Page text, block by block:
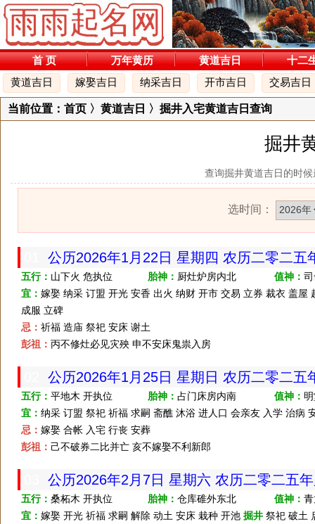
首 页 万年黄历 黄道吉日
十二
黄道吉日
嫁娶吉日 纳采吉日 开市吉日 交易吉日
当前位置： 首页 〉黄道吉日 〉掘井入宅黄道吉日查询
掘井
查询掘井黄道吉日的时
选时间：
公历2026年1月22日 星期四 农历二零二
五行： 山下火 危执位 胎神： 厨灶炉房内北 值神：
宜： 嫁娶 纳采 订盟 开光 安香 出火 纳财 开市 交易 立券 裁衣 盖
成服 立碑
忌： 祈福 造庙 祭祀 安床 谢土
彭祖： 丙不修灶必见灾殃 申不安床鬼祟入房
公历2026年1月25日 星期日 农历二零二
五行： 平地木 开执位 胎神： 占门床房内南 值神：
宜： 纳采 订盟 祭祀 祈福 求嗣 斋醮 沐浴 进人口 会亲友 入学 治
忌： 嫁娶 合帐 入宅 行丧 安葬
彭祖： 己不破券二比并亡 亥不嫁娶不利新郎
公历2026年2月7日 星期六 农历二零二五
五行： 桑柘木 开执位 胎神： 仓库碓外东北 值神：
宜： 嫁娶 开光 祈福 求嗣 解除 动土 安床 栽种 开池 掘井 祭祀 破土